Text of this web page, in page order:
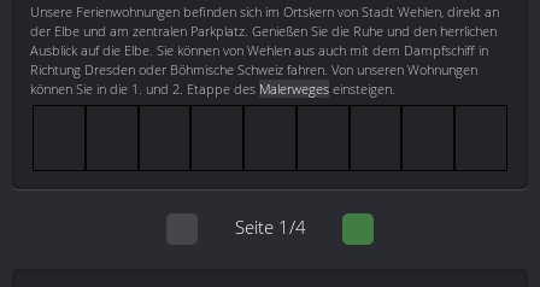
Unsere Ferienwohnungen befinden sich im Ortskern von Stadt Wehlen, direkt an
der Elbe und am zentralen Parkplatz. Genießen Sie die Ruhe und den herrlichen
Ausblick auf die Elbe. Sie können von Wehlen aus auch mit dem Dampfschiff in
Richtung Dresden oder Böhmische Schweiz fahren. Von unseren Wohnungen
können Sie in die 1. und 2. Etappe des Malerweges einsteigen.
Seite 1/4